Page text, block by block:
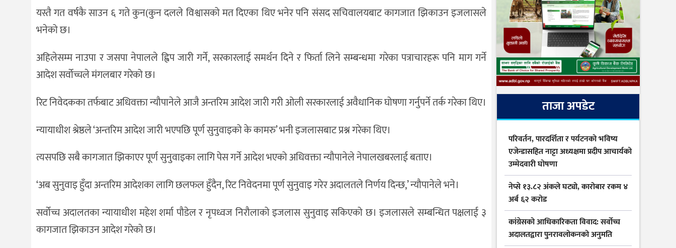
यस्तै गत वर्षकै साउन ६ गते कुन(कुन दलले विश्वासको मत दिएका थिए भनेर पनि संसद सचिवालयबाट कागजात झिकाउन इजलासले
भनेको छ।
अहिलेसम्म नाउपा र जसपा नेपालले ह्विप जारी गर्ने, सरकारलाई समर्थन दिने र फिर्ता लिने सम्बन्धमा गरेका पत्राचारहरू पनि माग गर्ने
आदेश सर्वोच्चले मंगलबार गरेको छ।
रिट निवेदकका तर्फबाट अधिवक्ता न्यौपानेले आजै अन्तरिम आदेश जारी गरी ओली सरकारलाई अवैधानिक घोषणा गर्नुपर्ने तर्क गरेका थिए।
न्यायाधीश श्रेष्ठले ‘अन्तरिम आदेश जारी भएपछि पूर्ण सुनुवाइको के कामरु’ भनी इजलासबाट प्रश्न गरेका थिए।
त्यसपछि सबै कागजात झिकाएर पूर्ण सुनुवाइका लागि पेस गर्ने आदेश भएको अधिवक्ता न्यौपानेले नेपालखबरलाई बताए।
‘अब सुनुवाइ हुँदा अन्तरिम आदेशका लागि छलफल हुँदैन, रिट निवेदनमा पूर्ण सुनुवाइ गरेर अदालतले निर्णय दिन्छ,’ न्यौपानेले भने।
सर्वोच्च अदालतका न्यायाधीश महेश शर्मा पौडेल र नृपध्वज निरौलाको इजलास सुनुवाइ सकिएको छ। इजलासले सम्बन्धित पक्षलाई ३
कागजात झिकाउन आदेश गरेको छ।
ताजा अपडेट
परिवर्तन, पारदर्शिता र पर्यटनको भविष्य
एजेन्डासहित नाट्टा अध्यक्षमा प्रदीप आचार्यको
उम्मेदवारी घोषणा
नेप्से १३.८२ अंकले घट्यो, कारोबार रकम ४
अर्ब ६२ करोड
कांग्रेसको आधिकारिकता विवाद: सर्वोच्च
अदालतद्वारा पुनरावलोकनको अनुमति